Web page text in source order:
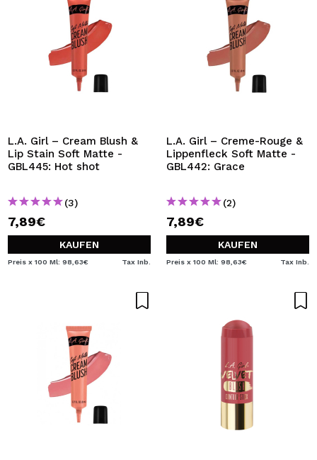
L.A. Girl – Cream Blush &
Lip Stain Soft Matte -
GBL445: Hot shot
(3)
7,89€
KAUFEN
Preis x 100 Ml: 98,63€ Tax Inb.
L.A. Girl – Creme-Rouge &
Lippenfleck Soft Matte -
GBL442: Grace
(2)
7,89€
KAUFEN
Preis x 100 Ml: 98,63€ Tax Inb.